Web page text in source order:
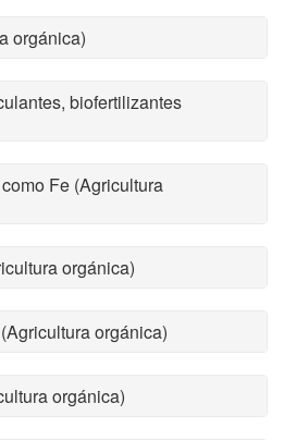
orgánica)
biofertilizantes
Fe (Agricultura
orgánica)
orgánica)
orgánica)